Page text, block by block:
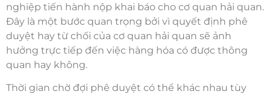
nghiệp tiến hành nộp khai báo cho cơ quan hải quan.
Đây là một bước quan trọng bởi vì quyết định phê
duyệt hay từ chối của cơ quan hải quan sẽ ảnh
hưởng trực tiếp đến việc hàng hóa có được thông
quan hay không.
Thời gian chờ đợi phê duyệt có thể khác nhau tùy